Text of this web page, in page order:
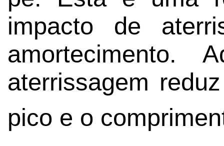
impacto de
amortecimento.
aterrissagem
pico e o